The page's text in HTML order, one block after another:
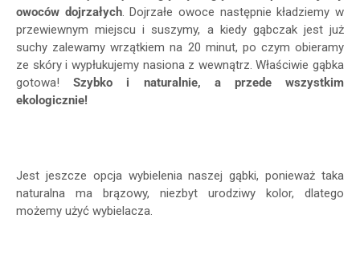
owoców dojrzałych. Dojrzałe owoce następnie kładziemy w
przewiewnym miejscu i suszymy, a kiedy gąbczak jest już
suchy zalewamy wrzątkiem na 20 minut, po czym obieramy
ze skóry i wypłukujemy nasiona z wewnątrz. Właściwie gąbka
gotowa!Szybko i naturalnie, a przede wszystkim
ekologicznie!
Jest jeszcze opcja wybielenia naszej gąbki, ponieważ taka
naturalna ma brązowy, niezbyt urodziwy kolor, dlatego
możemy użyć wybielacza.